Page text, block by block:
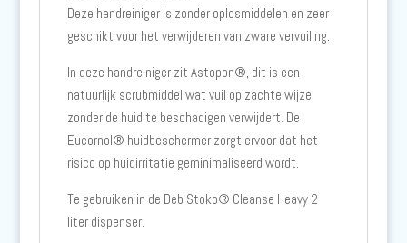
Deze handreiniger is zonder oplosmiddelen en zeer
geschikt voor het verwijderen van zware vervuiling.
In deze handreiniger zit Astopon®, dit is een
natuurlijk scrubmiddel wat vuil op zachte wijze
zonder de huid te beschadigen verwijdert. De
Eucornol® huidbeschermer zorgt ervoor dat het
risico op huidirritatie geminimaliseerd wordt.
Te gebruiken in de Deb Stoko® Cleanse Heavy 2
liter dispenser.